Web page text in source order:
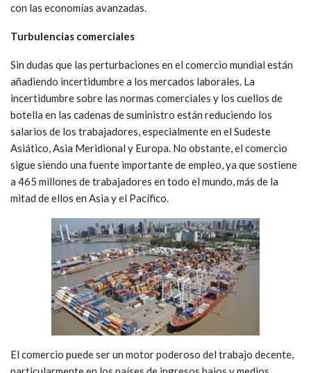
con las economías avanzadas.
Turbulencias comerciales
Sin dudas que las perturbaciones en el comercio mundial están
añadiendo incertidumbre a los mercados laborales. La
incertidumbre sobre las normas comerciales y los cuellos de
botella en las cadenas de suministro están reduciendo los
salarios de los trabajadores, especialmente en el Sudeste
Asiático, Asia Meridional y Europa. No obstante, el comercio
sigue siendo una fuente importante de empleo, ya que sostiene
a 465 millones de trabajadores en todo el mundo, más de la
mitad de ellos en Asia y el Pacífico.
El comercio puede ser un motor poderoso del trabajo decente,